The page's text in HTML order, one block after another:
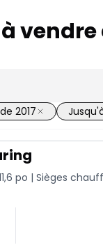
vendre
2017
po | Sièges